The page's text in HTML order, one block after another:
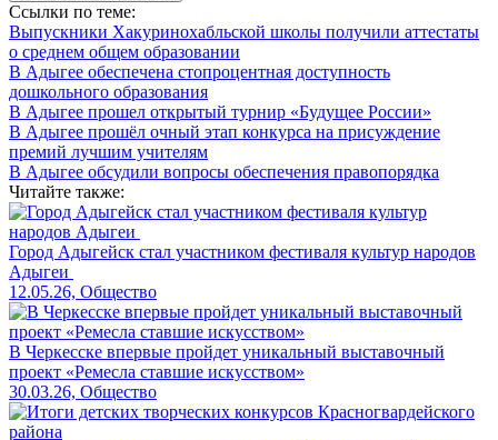
Ссылки по теме:
Выпускники Хакуринохабльской школы получили аттестаты
о среднем общем образовании
В Адыгее обеспечена стопроцентная доступность
дошкольного образования
В Адыгее прошел открытый турнир «Будущее России»
В Адыгее прошёл очный этап конкурса на присуждение
премий лучшим учителям
В Адыгее обсудили вопросы обеспечения правопорядка
Читайте также:
Город Адыгейск стал участником фестиваля культур народов
Адыгеи
12.05.26, Общество
В Черкесске впервые пройдет уникальный выставочный
проект «Ремесла ставшие искусством»
30.03.26, Общество